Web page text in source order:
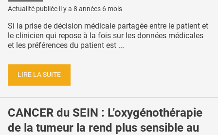
Actualité publiée il y a 8 années 6 mois
Si la prise de décision médicale partagée entre le patient et
le clinicien qui repose à la fois sur les données médicales
et les préférences du patient est ...
LIRE LA SUITE
CANCER du SEIN : L’oxygénothérapie
de la tumeur la rend plus sensible au